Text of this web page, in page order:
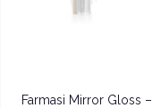
Farmasi Mirror Gloss –